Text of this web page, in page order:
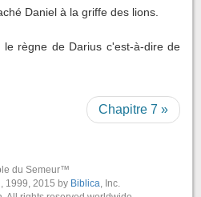
Daniel à la griffe des lions.
le règne de Darius c'est-à-dire de
Chapitre 7 »
du Semeur™
1999, 2015 by Biblica, Inc.